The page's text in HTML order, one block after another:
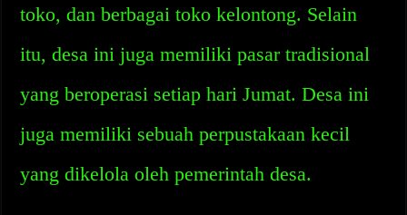
toko, dan berbagai toko kelontong. Selain
itu, desa ini juga memiliki pasar tradisional
yang beroperasi setiap hari Jumat. Desa ini
juga memiliki sebuah perpustakaan kecil
yang dikelola oleh pemerintah desa.